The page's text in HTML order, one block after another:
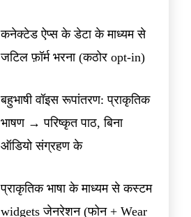
कनेक्टेड ऐप्स के डेटा के माध्यम से
जटिल फ़ॉर्म भरना (कठोर opt-in)
बहुभाषी वॉइस रूपांतरण: प्राकृतिक
भाषण → परिष्कृत पाठ, बिना
ऑडियो संग्रहण के
प्राकृतिक भाषा के माध्यम से कस्टम
widgets जेनरेशन (फोन + Wear